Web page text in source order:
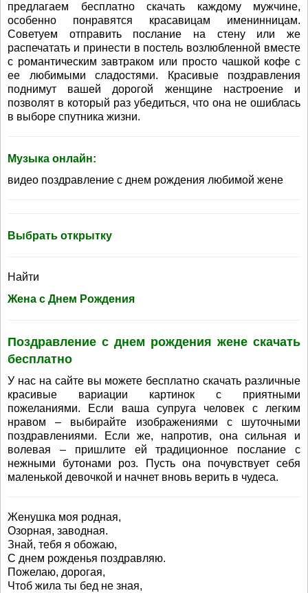
предлагаем бесплатно скачать каждому мужчине,
особенно понравятся красавицам именинницам.
Советуем отправить послание на стену или же
распечатать и принести в постель возлюбленной вместе
с романтическим завтраком или просто чашкой кофе с
ее любимыми сладостями. Красивые поздравления
поднимут вашей дорогой женщине настроение и
позволят в который раз убедиться, что она не ошиблась
в выборе спутника жизни.
Музыка онлайн:
видео поздравление с днем рождения любимой жене
Выбрать открытку
Найти
Жена с Днем Рождения
Поздравление с днем рождения жене скачать
бесплатно
У нас на сайте вы можете бесплатно скачать различные
красивые вариации картинок с приятными
пожеланиями. Если ваша супруга человек с легким
нравом – выбирайте изображениями с шуточными
поздравлениями. Если же, напротив, она сильная и
волевая – пришлите ей традиционное послание с
нежными бутонами роз. Пусть она почувствует себя
маленькой девочкой и начнет вновь верить в чудеса.
Женушка моя родная,
Озорная, заводная.
Знай, тебя я обожаю,
С днем рожденья поздравляю.
Пожелаю, дорогая,
Чтоб жила ты бед не зная,